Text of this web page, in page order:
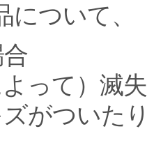
について、
よって）滅
がついた